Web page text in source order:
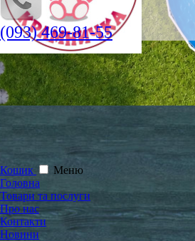
(093) 469-81-55
Кошик
Меню
Головна
Товари та послуги
Про нас
Контакти
Новини